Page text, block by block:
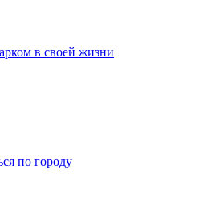
в своей жизни
по городу